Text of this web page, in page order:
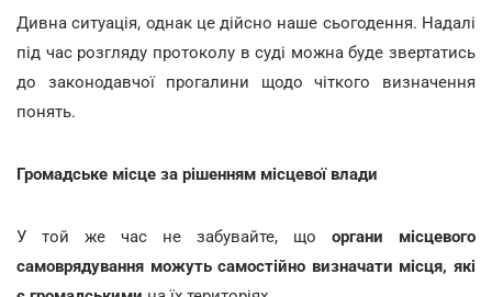
Дивна ситуація, однак це дійсно наше сьогодення. Надалі
під час розгляду протоколу в суді можна буде звертатись
до законодавчої прогалини щодо чіткого визначення
понять.
Громадське місце за рішенням місцевої влади
У той же час не забувайте, що органи місцевого
самоврядування можуть самостійно визначати місця, які